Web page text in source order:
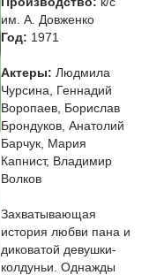
им. А. Довженко
Год: 1971
Актеры: Людмила
Чурсина, Геннадий
Воропаев, Борислав
Брондуков, Анатолий
Барчук, Мария
Капнист, Владимир
Волков
Захватывающая
история любви пана и
диковатой девушки-
колдуньи. Однажды